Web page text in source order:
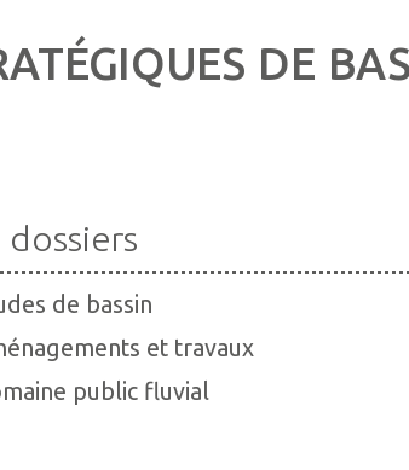
DE
dossiers
de bassin
et travaux
public fluvial